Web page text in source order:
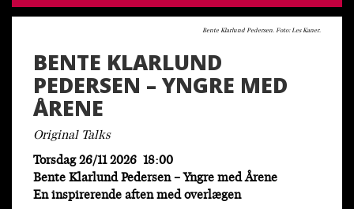
Bente Klarlund Pedersen. Foto: Les Kaner.
BENTE KLARLUND
PEDERSEN – YNGRE MED
ÅRENE
Original Talks
Torsdag 26/11 2026 18:00
Bente Klarlund Pedersen – Yngre med Årene
En inspirerende aften med overlægen